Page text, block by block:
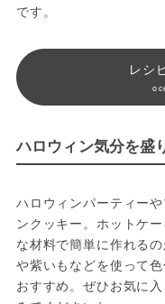
です。
レシ
ハロウィン気分を盛
ハロウィンパーティー
ンクッキー。ホットケ
な材料で簡単に作れる
や紫いもなどを使って
おすすめ。ぜひお気に